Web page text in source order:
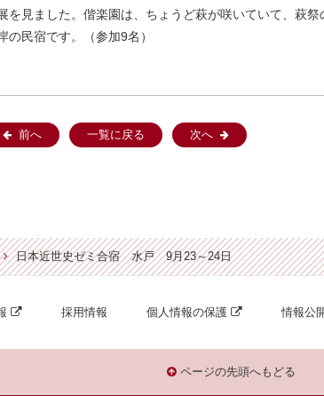
を見ました。偕楽園は、ちょうど萩が咲いていて、萩
の民宿です。（参加9名）
前へ 一覧に戻る 次へ
日本近世史ゼミ合宿 水戸 9月23～24日
採用情報 個人情報の保護 情報公
ページの先頭へもどる